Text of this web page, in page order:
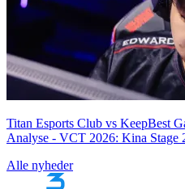
Titan Esports Club vs KeepBest
Analyse - VCT 2026: Kina Stage
Alle nyheder